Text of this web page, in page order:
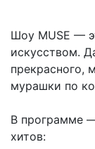
Шоу MUSE —
искусством.
прекрасного,
мурашки по
В программе
хитов: